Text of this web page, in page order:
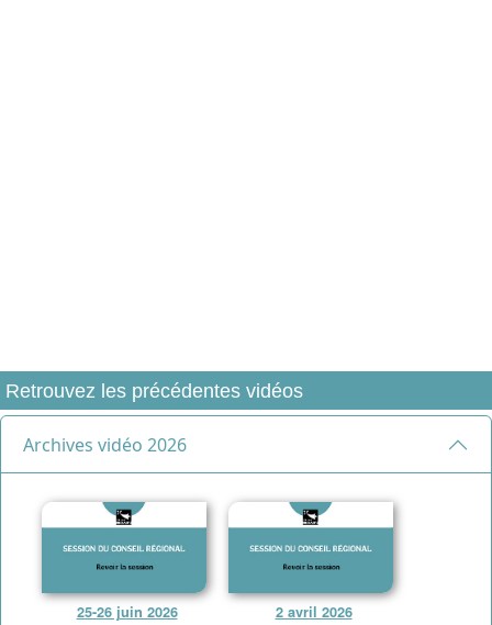
Retrouvez les précédentes vidéos
Archives vidéo 2026
25-26 juin 2026 2 avril 2026